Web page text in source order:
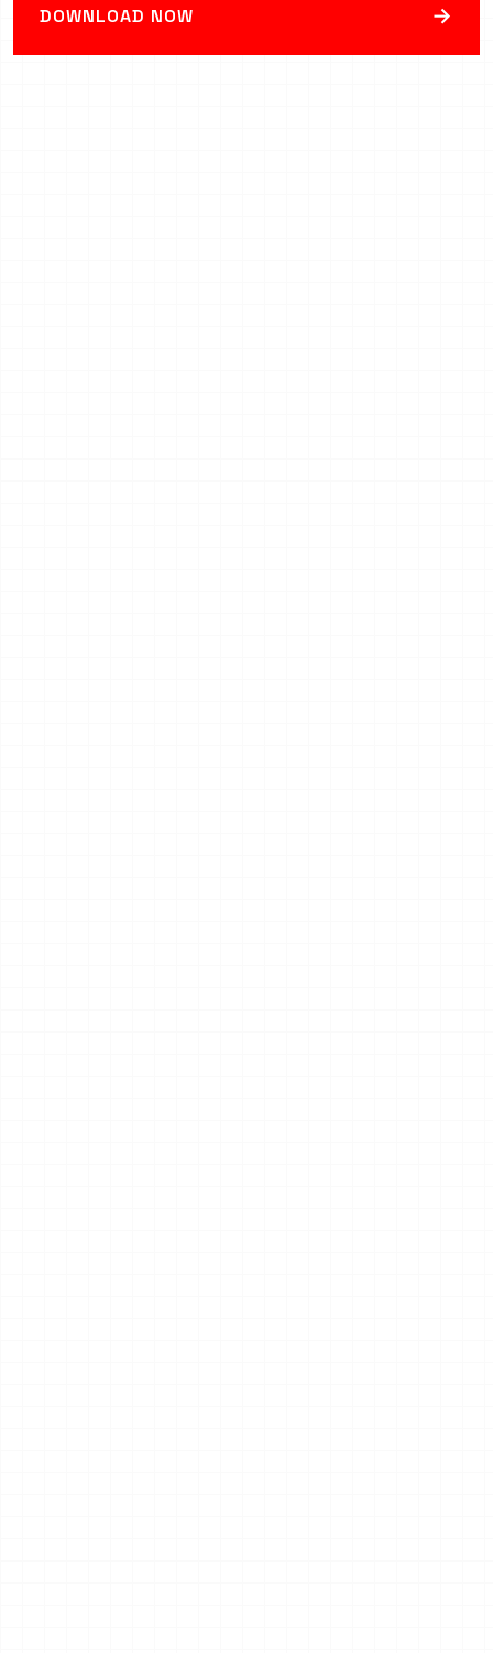
DOWNLOAD NOW →